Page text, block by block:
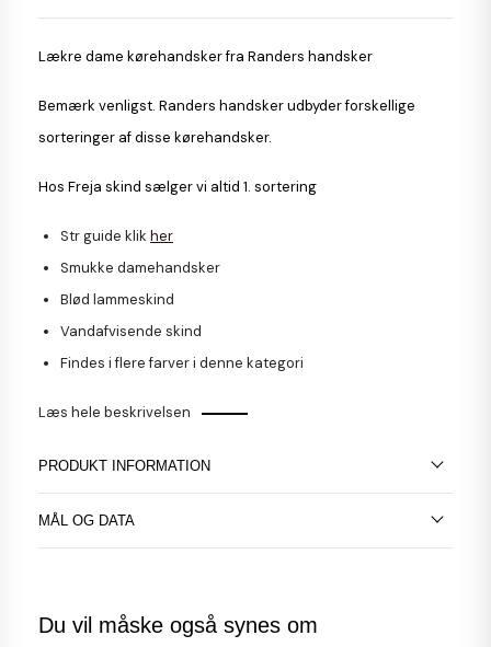
Lækre dame kørehandskerfra Randers handsker
Bemærk venligst. Randers handsker udbyder forskellige
sorteringer af disse kørehandsker.
Hos Freja skind sælger vi altid 1. sortering
Str guide klik her
Smukke damehandsker
Blød lammeskind
Vandafvisende skind
Findes i flere farver i denne kategori
Læs hele beskrivelsen
PRODUKT INFORMATION
MÅL OG DATA
Du vil måske også synes om